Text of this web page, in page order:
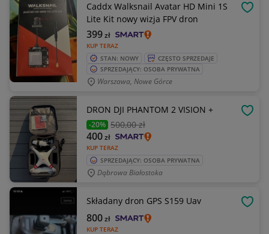
Caddx Walksnail Avatar HD Mini 1S
Lite Kit nowy wizja FPV dron
KUP TERAZ
399zł
STAN: NOWY
CZĘSTO SPRZEDAJE
SPRZEDAJĄCY: OSOBA PRYWATNA
Warszawa, Nowe Górce
DRON DJI PHANTOM 2 VISION +
-20% 500,00 zł
KUP TERAZ
400zł
SPRZEDAJĄCY: OSOBA PRYWATNA
Dąbrowa Białostoka
Składany dron GPS S159 Uav
KUP TERAZ
800zł